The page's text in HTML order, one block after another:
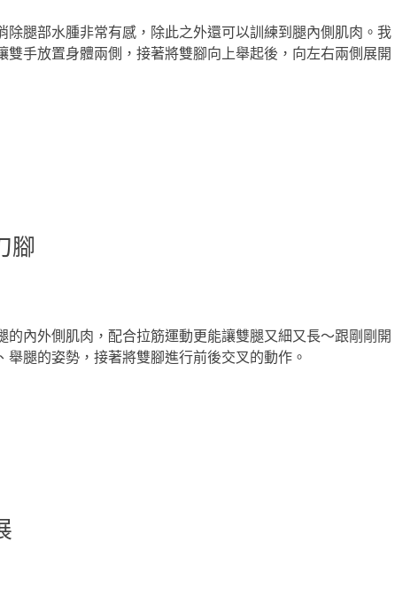
除腿部水腫非常有感，除此之外還可以訓練到腿內側肌肉。我
手放置身體兩側，接著將雙腳向上舉起後，向左右兩側展開
腳
內外側肌肉，配合拉筋運動更能讓雙腿又細又長～跟剛剛開
腿的姿勢，接著將雙腳進行前後交叉的動作。